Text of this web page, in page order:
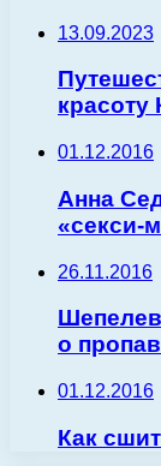
13.09.2023
красоту
01.12.2016
Анна
«секси-
26.11.2016
Шепелев
о
01.12.2016
Как